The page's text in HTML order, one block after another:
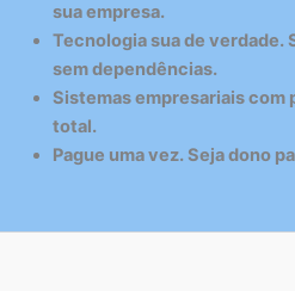
sua empresa.
Tecnologia sua de verdade.
sem dependências.
Sistemas empresariais com
total.
Pague uma vez. Seja dono